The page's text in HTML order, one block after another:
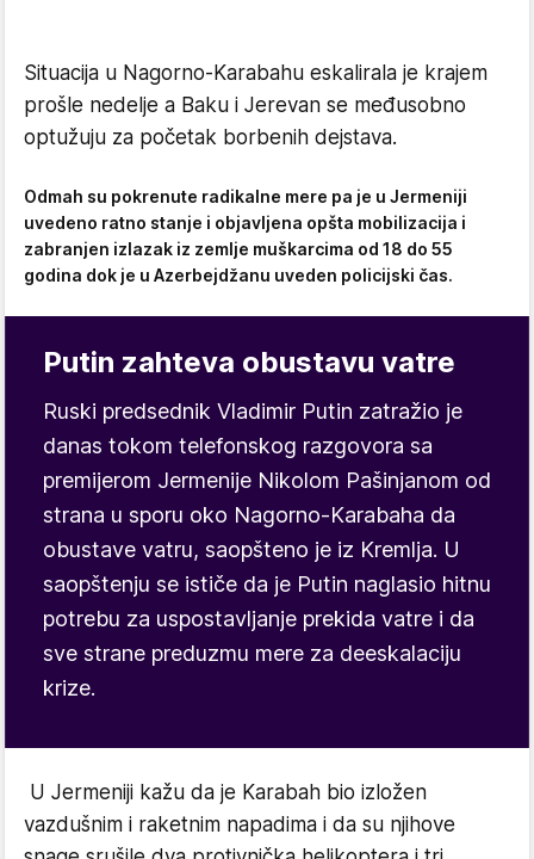
Situacija u Nagorno-Karabahu eskalirala je krajem
prošle nedelje a Baku i Jerevan se međusobno
optužuju za početak borbenih dejstava.
Odmah su pokrenute radikalne mere pa je u Jermeniji
uvedeno ratno stanje i objavljena opšta mobilizacija i
zabranjen izlazak iz zemlje muškarcima od 18 do 55
godina dok je u Azerbejdžanu uveden policijski čas.
Putin zahteva obustavu vatre
Ruski predsednik Vladimir Putin zatražio je
danas tokom telefonskog razgovora sa
premijerom Jermenije Nikolom Pašinjanom od
strana u sporu oko Nagorno-Karabaha da
obustave vatru, saopšteno je iz Kremlja. U
saopštenju se ističe da je Putin naglasio hitnu
potrebu za uspostavljanje prekida vatre i da
sve strane preduzmu mere za deeskalaciju
krize.
U Jermeniji kažu da je Karabah bio izložen
vazdušnim i raketnim napadima i da su njihove